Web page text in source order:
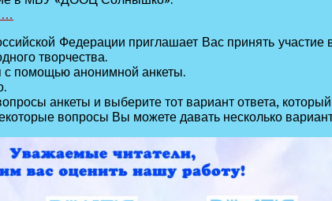
Федерации приглашает Вас принять
творчества.
с помощью анонимной анкеты.
анкеты и выберите тот вариант ответа,
вопросы Вы можете давать несколько